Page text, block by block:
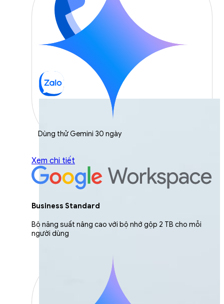
Dùng thử Gemini 30 ngày
Xem chi tiết
Business Standard
Bộ năng suất nâng cao với bộ nhớ gộp 2 TB cho mỗi
người dùng